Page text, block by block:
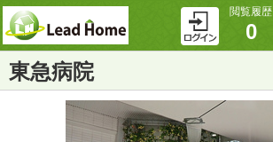
閲覧履歴
0
東急病院